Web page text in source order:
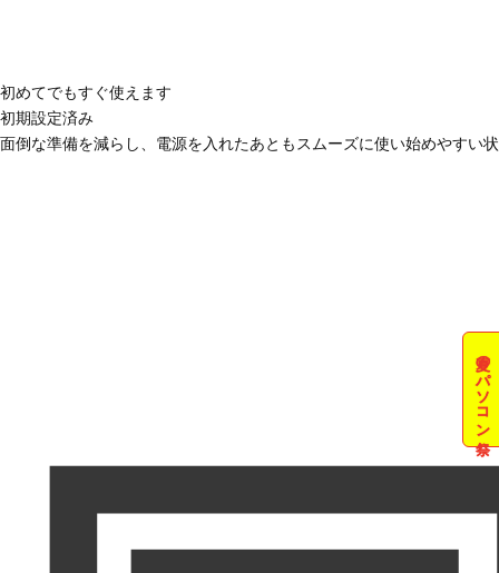
夏のパソコン祭
初めてでもすぐ使えます
初期設定済み
面倒な準備を減らし、電源を入れたあともスムーズに使い始めやすい